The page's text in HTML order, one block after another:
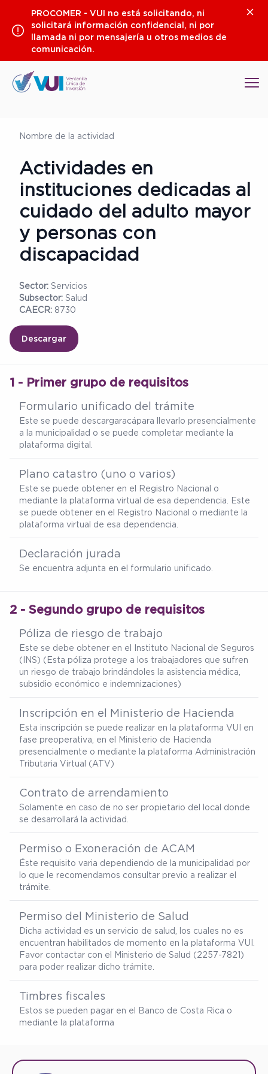
contenido
PROCOMER - VUI no está solicitando, ni
solicitará información confidencial, ni por
llamada ni por mensajería u otros medios de
comunicación.
Nombre de la actividad
Actividades en
instituciones dedicadas al
cuidado del adulto mayor
y personas con
discapacidad
Sector: Servicios
Subsector: Salud
CAECR: 8730
Descargar
1 - Primer grupo de requisitos
Formulario unificado del trámite
Este se puede descargaracápara llevarlo presencialmente
a la municipalidad o se puede completar mediante la
plataforma digital.
Plano catastro (uno o varios)
Este se puede obtener en el Registro Nacional o
mediante la plataforma virtual de esa dependencia. Este
se puede obtener en el Registro Nacional o mediante la
plataforma virtual de esa dependencia.
Declaración jurada
Se encuentra adjunta en el formulario unificado.
2 - Segundo grupo de requisitos
Póliza de riesgo de trabajo
Este se debe obtener en el Instituto Nacional de Seguros
(INS) (Esta póliza protege a los trabajadores que sufren
un riesgo de trabajo brindándoles la asistencia médica,
subsidio económico e indemnizaciones)
Inscripción en el Ministerio de Hacienda
Esta inscripción se puede realizar en la plataforma VUI en
fase preoperativa, en el Ministerio de Hacienda
presencialmente o mediante la plataforma Administración
Tributaria Virtual (ATV)
Contrato de arrendamiento
Solamente en caso de no ser propietario del local donde
se desarrollará la actividad.
Permiso o Exoneración de ACAM
Éste requisito varia dependiendo de la municipalidad por
lo que le recomendamos consultar previo a realizar el
trámite.
Permiso del Ministerio de Salud
Dicha actividad es un servicio de salud, los cuales no es
encuentran habilitados de momento en la plataforma VUI.
Favor contactar con el Ministerio de Salud (2257-7821)
para poder realizar dicho trámite.
Timbres fiscales
Estos se pueden pagar en el Banco de Costa Rica o
mediante la plataforma